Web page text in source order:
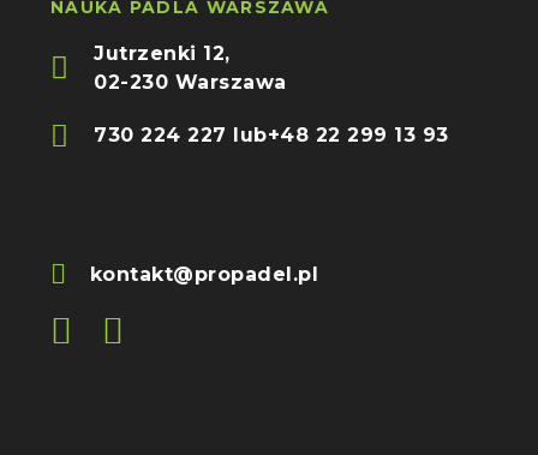
NAUKA PADLA WARSZAWA
Jutrzenki 12,
02-230 Warszawa
730 224 227 lub+48 22 299 13 93
kontakt@propadel.pl